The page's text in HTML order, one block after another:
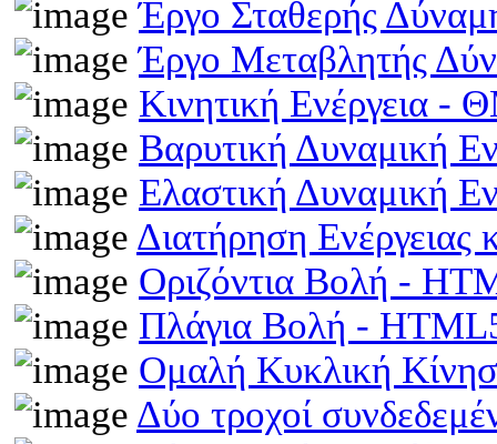
Έργο Σταθερής
Έργο Μεταβλητής
Κινητική Ενέργεια
Βαρυτική Δυναμική
Ελαστική Δυναμική
Διατήρηση
Οριζόντια Βολή -
Πλάγια Βολή -
Ομαλή Κυκλική
Δύο τροχοί